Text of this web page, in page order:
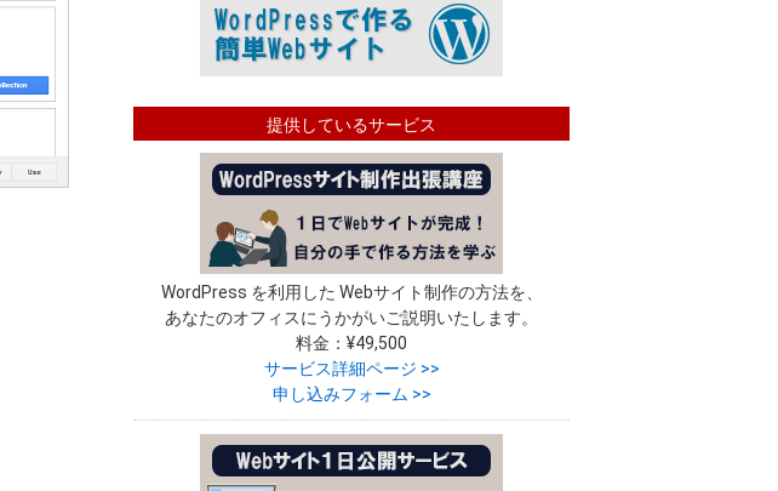
提供しているサービス
WordPress を利用した Webサイト制作の方法を、
あなたのオフィスにうかがいご説明いたします。
料金：¥49,500
サービス詳細ページ >>
申し込みフォーム >>